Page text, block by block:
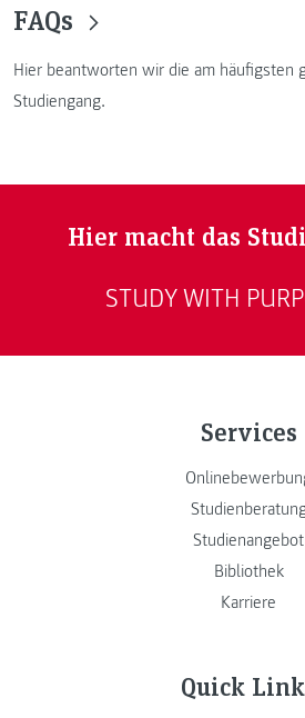
FAQs
Hier beantworten wir die am häufigsten
Studiengang.
Hier macht das
STUDY WITH
Services
Studienangebot
Bibliothek
Karriere
Quick